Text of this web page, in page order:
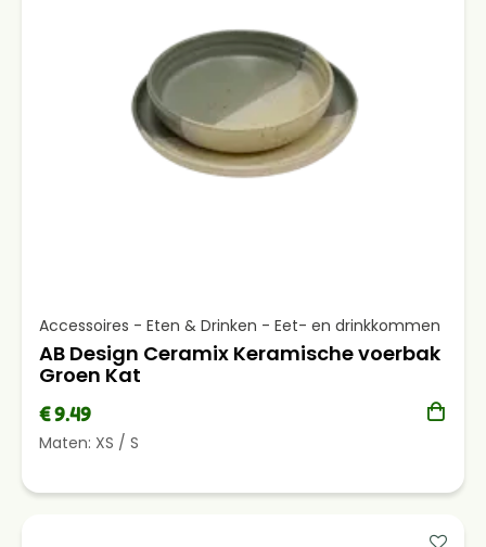
Accessoires - Eten & Drinken - Eet- en drinkkommen
AB Design Ceramix Keramische voerbak
Groen Kat
€ 9.49
Maten: XS / S